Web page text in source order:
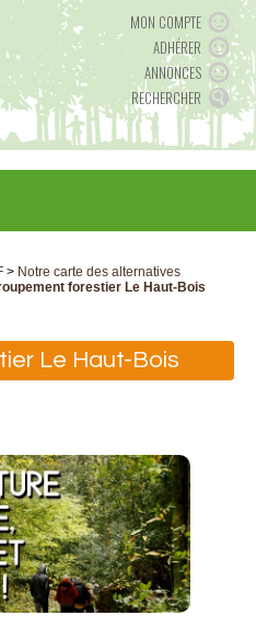
MON COMPTE
ADHÉRER
ANNONCES
RECHERCHER
> Notre carte des alternatives
forestier Le Haut-Bois
Le Haut-Bois